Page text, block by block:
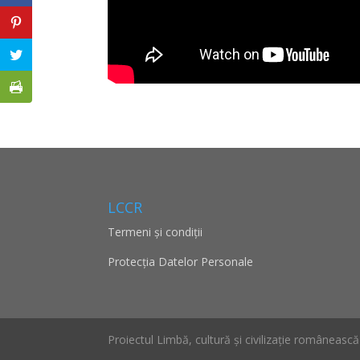
LCCR
Termeni și condiții
Protecţia Datelor Personale
Proiectul Limbă, cultură și civilizație